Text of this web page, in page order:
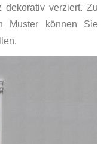
dekorativ verziert. Zu
Muster können Sie